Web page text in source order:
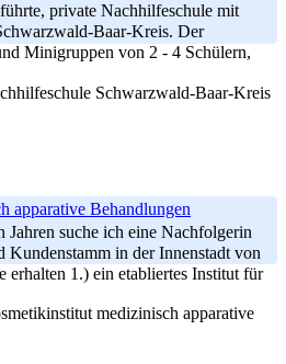
private Nachhilfeschule mit
Baar-Kreis. Der
Minigruppen von 2 - 4 Schülern,
Schwarzwald-Baar-Kreis
apparative Behandlungen
Jahren suche ich eine Nachfolgerin
in der Innenstadt von
1.) ein etabliertes Institut für